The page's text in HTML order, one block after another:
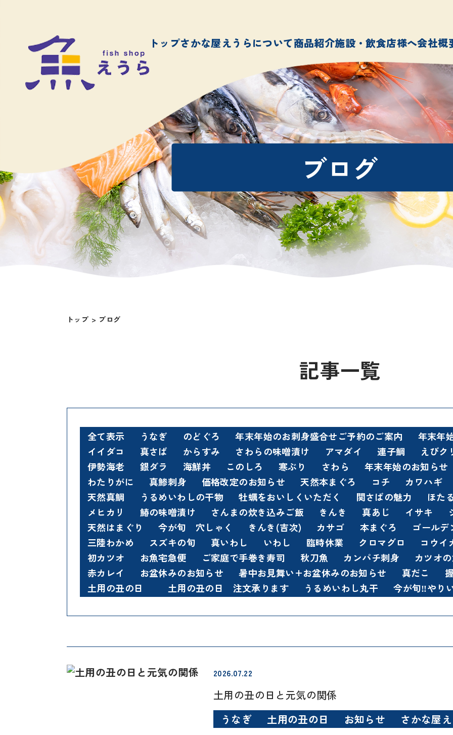
トップさかな屋えうらについて商品紹介施設・飲食店様へ会社概
ブログ
トップ ブログ
記事一覧
全て表示 うなぎ のどぐろ 年末年始のお刺身盛合せご予約のご案内
年末年
イイダコ
真さば からすみ さわらの味噌漬け アマダイ 連子鯛
えびク
伊勢海老
銀ダラ 海鮮丼 このしろ 寒ぶり さわら
年末年始のお知らせ
わたりがに
真鯵刺身 価格改定のお知らせ 天然本まぐろ コチ
カワハギ
天然真鯛
うるめいわしの干物 牡蠣をおいしくいただく 関さばの魅力
ほた
メヒカリ
鰆の味噌漬け さんまの炊き込みご飯 きんき 真あじ イサキ
天然はまぐり
今が旬 穴しゃく きんき(吉次) カサゴ 本まぐろ
ゴール
三陸わかめ
スズキの旬 真いわし いわし 臨時休業 クロマグロ
コウイ
初カツオ
お魚宅急便 ご家庭で手巻き寿司 秋刀魚 カンパチ刺身
カツオ
赤カレイ
お盆休みのお知らせ 暑中お見舞い+お盆休みのお知らせ 真だこ
土用の丑の日
土用の丑の日 注文承ります うるめいわし丸干 今が旬‼️やり
2026.07.22
土用の丑の日と元気の関係
うなぎ
土用の丑の日 お知らせ さかな屋